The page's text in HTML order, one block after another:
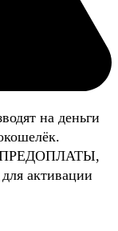
на деньги
ПРЕДОПЛАТЫ,
активации